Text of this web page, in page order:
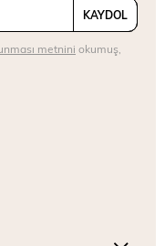
KAYDOL
metnini okumuş,